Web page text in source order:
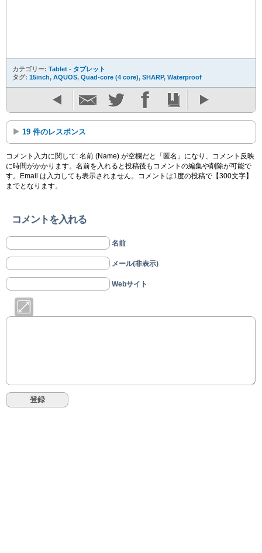
カテゴリー: Tablet - タブレット
タグ: 15inch, AQUOS, Quad-core (4 core), SHARP, Waterproof
19 件のレスポンス
コメント入力に関して: 名前 (Name) が空欄だと「匿名」になり、コメント反映
に時間がかかります。名前を入れると投稿後もコメントの編集や削除が可能で
す。Email は入力しても表示されません。コメントは1度の投稿で【300文字】
までとなります。
コメントを入れる
名前
メール(非表示)
Webサイト